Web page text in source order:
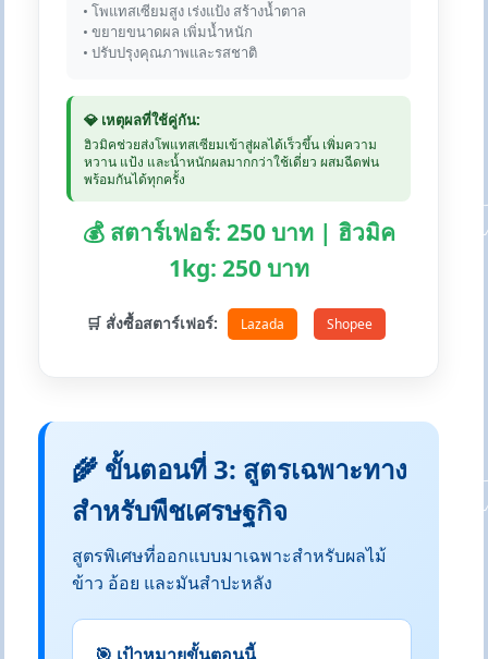
• โพแทสเซียมสูง เร่งแป้ง สร้างน้ำตาล
• ขยายขนาดผล เพิ่มน้ำหนัก
• ปรับปรุงคุณภาพและรสชาติ
💎 เหตุผลที่ใช้คู่กัน:
ฮิวมิคช่วยส่งโพแทสเซียมเข้าสู่ผลได้เร็วขึ้น เพิ่มความ
หวาน แป้ง และน้ำหนักผลมากกว่าใช้เดี่ยว ผสมฉีดพ่น
พร้อมกันได้ทุกครั้ง
💰 สตาร์เฟอร์: 250 บาท | ฮิวมิค
1kg: 250 บาท
🛒 สั่งซื้อสตาร์เฟอร์: Lazada Shopee
🌾 ขั้นตอนที่ 3: สูตรเฉพาะทาง
สำหรับพืชเศรษฐกิจ
สูตรพิเศษที่ออกแบบมาเฉพาะสำหรับผลไม้
ข้าว อ้อย และมันสำปะหลัง